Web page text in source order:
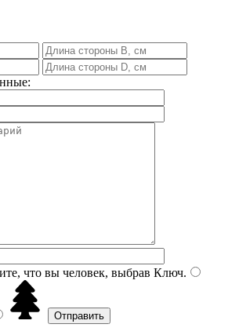
что вы человек, выбрав Ключ.